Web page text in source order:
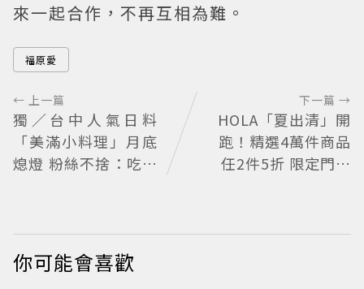
來一起合作，不再互相為難。
福原愛
← 上一篇
獨／台中人氣日料
「美滿小料理」月底
熄燈 粉絲不捨：吃過
下一篇 →
HOLA「夏出清」開
跑！精選4萬件商品
任2件5折 限定門市
你可能會喜歡